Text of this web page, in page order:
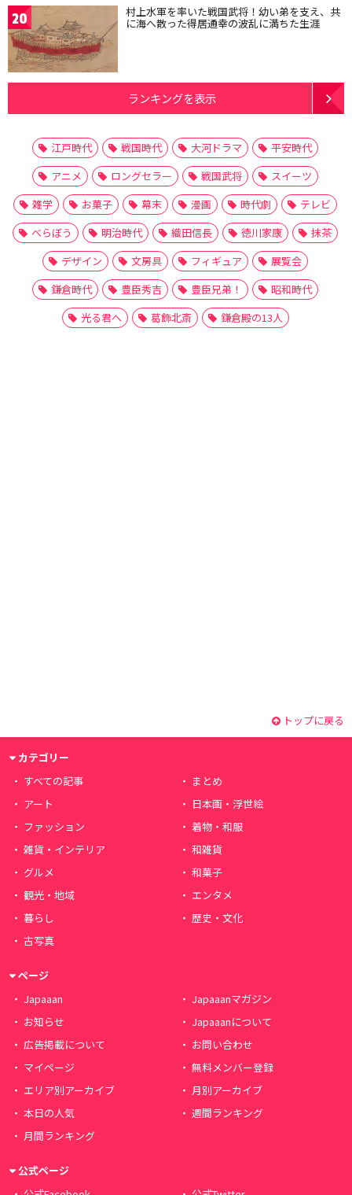
20 村上水軍を率いた戦国武将！幼い弟を支え、共
に海へ散った得居通幸の波乱に満ちた生涯
ランキングを表示
江戸時代 戦国時代 大河ドラマ
平安時代
アニメ
ロングセラー 戦国武将
スイーツ
雑学
お菓子 幕末 漫画 時代劇
テレビ
べらぼう
明治時代 織田信長 徳川家康
抹茶
デザイン
文房具 フィギュア
展覧会
鎌倉時代
豊臣秀吉 豊臣兄弟！
昭和時代
光る君へ
葛飾北斎 鎌倉殿の13人
トップに戻る
カテゴリー
すべての記事
まとめ
アート
日本画・浮世絵
ファッション
着物・和服
雑貨・インテリア
和雑貨
グルメ
和菓子
観光・地域
エンタメ
暮らし
歴史・文化
古写真
ページ
Japaaan
Japaaanマガジン
お知らせ
Japaaanについて
広告掲載について
お問い合わせ
マイページ
無料メンバー登録
エリア別アーカイブ
月別アーカイブ
本日の人気
週間ランキング
月間ランキング
公式ページ